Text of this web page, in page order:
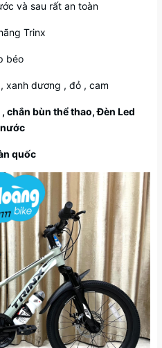
và sau rất an toàn
Trinx
béo
xanh dương , đỏ , cam
chắn bùn thể thao, Đèn Led
quốc